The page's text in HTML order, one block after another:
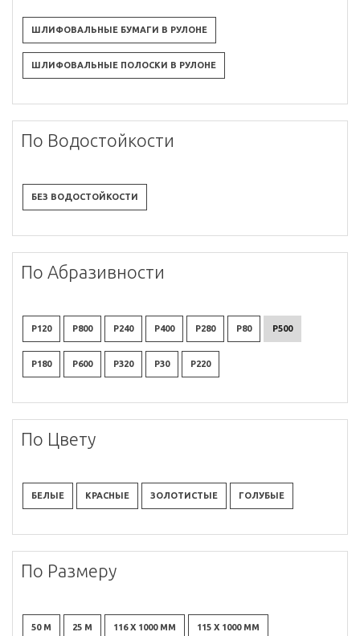
ШЛИФОВАЛЬНЫЕ БУМАГИ В РУЛОНЕ
ШЛИФОВАЛЬНЫЕ ПОЛОСКИ В РУЛОНЕ
По Водостойкости
БЕЗ ВОДОСТОЙКОСТИ
По Абразивности
P120 P800 P240 P400 P280 P80 P500
P180 P600 P320 P30 P220
По Цвету
БЕЛЫЕ КРАСНЫЕ ЗОЛОТИСТЫЕ ГОЛУБЫЕ
По Размеру
50 М 25 М 116 X 1000 ММ 115 X 1000 ММ